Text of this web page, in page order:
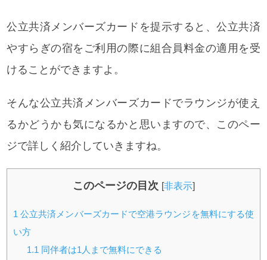
公立共済メンバーズカードを提示すると、公立共済
やすらぎの宿をご利用の際に組合員料金の適用を受
けることができますよ。
そんな公立共済メンバーズカードでラウンジが使え
るかどうかも気になるかと思いますので、このペー
ジで詳しく紹介していきますね。
このページの目次 [非表示]
1 公立共済メンバーズカードで空港ラウンジを無料にする使
い方
1.1 同伴者は1人まで無料にできる